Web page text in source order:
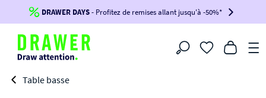
Jusqu'à-100€*sur votre commande !
BIKINI100
-voir conditions en bas de page-
DRAWER DAYS- Profitez de remises allant jusqu'à -50%*
Filtrer
Table basse